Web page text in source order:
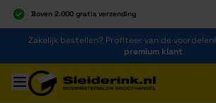
Boven 2.000 gratis verzending
Al 40 jaar dé specialist
Alles onder één dak
Ga naar de inhoud
Zakelijk bestellen? Profiteer van de voordelen!
premium klant
Ga naar hoofdinhoud